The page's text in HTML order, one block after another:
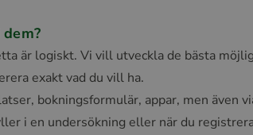
är logiskt. Vi vill utveckla de bästa
exakt vad du vill ha.
bokningsformulär, appar, men även
i en undersökning eller när du